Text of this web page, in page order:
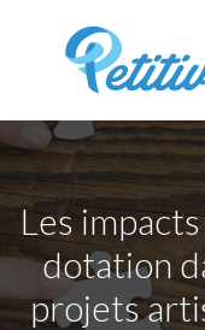
Les
dotation
projets